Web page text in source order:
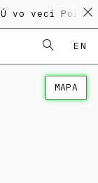
EN
MAPA